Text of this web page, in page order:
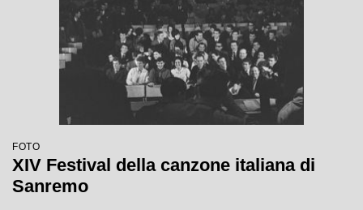
FOTO
XIV Festival della canzone italiana di
Sanremo